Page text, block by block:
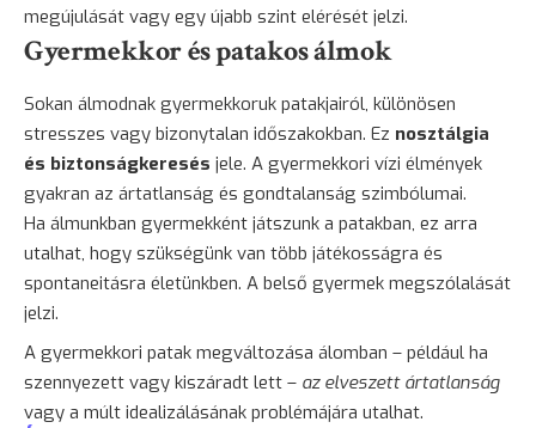
megújulását vagy egy újabb szint elérését jelzi.
Gyermekkor és patakos álmok
Sokan álmodnak gyermekkoruk patakjairól, különösen
stresszes vagy bizonytalan időszakokban. Ez nosztálgia
és biztonságkeresés jele. A gyermekkori vízi élmények
gyakran az ártatlanság és gondtalanság szimbólumai.
Ha álmunkban gyermekként játszunk a patakban, ez arra
utalhat, hogy szükségünk van több játékosságra és
spontaneitásra életünkben. A belső gyermek megszólalását
jelzi.
A gyermekkori patak megváltozása álomban – például ha
szennyezett vagy kiszáradt lett – az elveszett ártatlanság
vagy a múlt idealizálásának problémájára utalhat.